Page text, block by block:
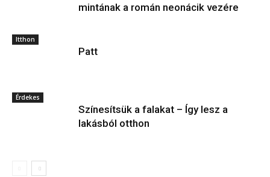
mintának a román neonácik vezére
Itthon
Patt
Érdekes
Színesítsük a falakat – Így lesz a
lakásból otthon